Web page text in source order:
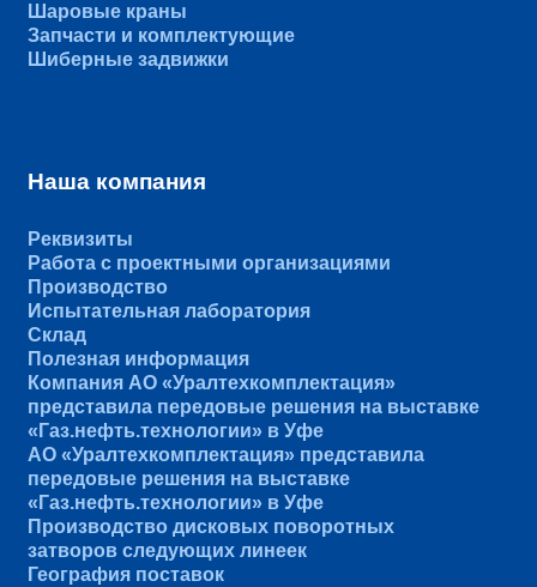
Шаровые краны
Запчасти и комплектующие
Шиберные задвижки
Наша компания
Реквизиты
Работа с проектными организациями
Производство
Испытательная лаборатория
Склад
Полезная информация
Компания АО «Уралтехкомплектация»
представила передовые решения на выставке
«Газ.нефть.технологии» в Уфе
АО «Уралтехкомплектация» представила
передовые решения на выставке
«Газ.нефть.технологии» в Уфе
Производство дисковых поворотных
затворов следующих линеек
География поставок